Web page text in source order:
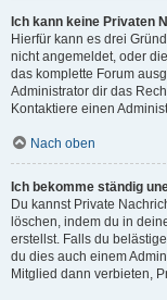
Ich kann keine Privaten
Hierfür kann es drei
nicht angemeldet, oder
das komplette Forum
Administrator dir das
Kontaktiere einen
Nach oben
Ich bekomme ständig
Du kannst Private
löschen, indem du in
erstellst. Falls du
du dies auch einem
Mitglied dann verbieten,